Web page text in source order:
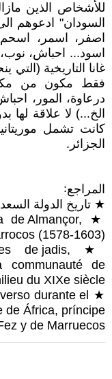
للأشخاص الذين
اصفر، اسمر،
اسود... احباش،
غانا التاريخية (التي
درعاوة، المور،
الخ...) لا علاقة لها
كانت تشمل
الجزائر.
المراجع꞉
★ تاريخ الدولة
de Almançor,
(1578-1603)
de jadis,
de
du XIXe siècle
durante el
de África, príncipe
y de Marruecos